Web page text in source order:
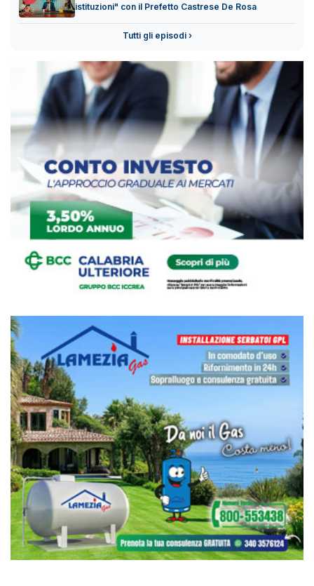
istituzioni" con il Prefetto Castrese De Rosa
Tutti gli episodi ›